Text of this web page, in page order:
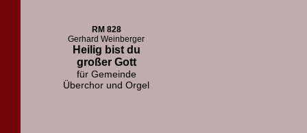
RM 828
Gerhard Weinberger
Heilig bist du
großer Gott
für Gemeinde
Überchor und Orgel